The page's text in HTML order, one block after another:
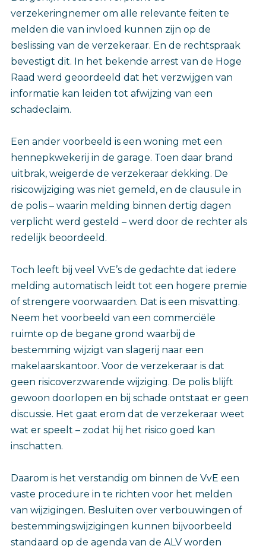
verzekeringnemer om alle relevante feiten te
melden die van invloed kunnen zijn op de
beslissing van de verzekeraar. En de rechtspraak
bevestigt dit. In het bekende arrest van de Hoge
Raad werd geoordeeld dat het verzwijgen van
informatie kan leiden tot afwijzing van een
schadeclaim.
Een ander voorbeeld is een woning met een
hennepkwekerij in de garage. Toen daar brand
uitbrak, weigerde de verzekeraar dekking. De
risicowijziging was niet gemeld, en de clausule in
de polis – waarin melding binnen dertig dagen
verplicht werd gesteld – werd door de rechter als
redelijk beoordeeld.
Toch leeft bij veel VvE’s de gedachte dat iedere
melding automatisch leidt tot een hogere premie
of strengere voorwaarden. Dat is een misvatting.
Neem het voorbeeld van een commerciële
ruimte op de begane grond waarbij de
bestemming wijzigt van slagerij naar een
makelaarskantoor. Voor de verzekeraar is dat
geen risicoverzwarende wijziging. De polis blijft
gewoon doorlopen en bij schade ontstaat er geen
discussie. Het gaat erom dat de verzekeraar weet
wat er speelt – zodat hij het risico goed kan
inschatten.
Daarom is het verstandig om binnen de VvE een
vaste procedure in te richten voor het melden
van wijzigingen. Besluiten over verbouwingen of
bestemmingswijzigingen kunnen bijvoorbeeld
standaard op de agenda van de ALV worden